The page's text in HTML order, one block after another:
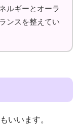
ルギーとオーラ
ンスを整えてい
いいます。